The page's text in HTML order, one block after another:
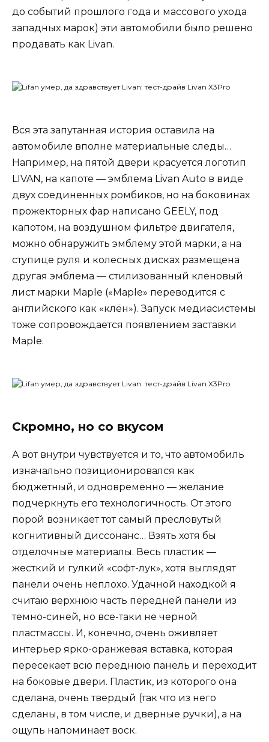
до событий прошлого года и массового ухода
западных марок) эти автомобили было решено
продавать как Livan.
Вся эта запутанная история оставила на
автомобиле вполне материальные следы…
Например, на пятой двери красуется логотип
LIVAN, на капоте — эмблема Livan Auto в виде
двух соединенных ромбиков, но на боковинах
прожекторных фар написано GEELY, под
капотом, на воздушном фильтре двигателя,
можно обнаружить эмблему этой марки, а на
ступице руля и колесных дисках размещена
другая эмблема — стилизованный кленовый
лист марки Maple («Maple» переводится с
английского как «клён»). Запуск медиасистемы
тоже сопровождается появлением заставки
Maple.
Скромно, но со вкусом
А вот внутри чувствуется и то, что автомобиль
изначально позиционировался как
бюджетный, и одновременно — желание
подчеркнуть его технологичность. От этого
порой возникает тот самый пресловутый
когнитивный диссонанс… Взять хотя бы
отделочные материалы. Весь пластик —
жесткий и гулкий «софт-лук», хотя выглядят
панели очень неплохо. Удачной находкой я
считаю верхнюю часть передней панели из
темно-синей, но все-таки не черной
пластмассы. И, конечно, очень оживляет
интерьер ярко-оранжевая вставка, которая
пересекает всю переднюю панель и переходит
на боковые двери. Пластик, из которого она
сделана, очень твердый (так что из него
сделаны, в том числе, и дверные ручки), а на
ощупь напоминает воск.